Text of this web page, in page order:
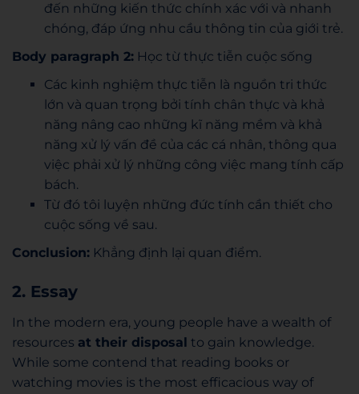
đến những kiến thức chính xác với và nhanh
chóng, đáp ứng nhu cầu thông tin của giới trẻ.
Body paragraph 2: Học từ thực tiễn cuộc sống
Các kinh nghiệm thực tiễn là nguồn tri thức
lớn và quan trọng bởi tính chân thực và khả
năng nâng cao những kĩ năng mềm và khả
năng xử lý vấn đề của các cá nhân, thông qua
việc phải xử lý những công việc mang tính cấp
bách.
Từ đó tôi luyện những đức tính cần thiết cho
cuộc sống về sau.
Conclusion: Khẳng định lại quan điểm.
2. Essay
In the modern era, young people have a wealth of
resources at their disposal to gain knowledge.
While some contend that reading books or
watching movies is the most efficacious way of